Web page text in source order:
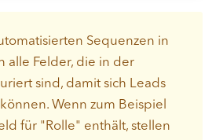
Sequenzen in
alle Felder, die in der
sind, damit sich Leads
Wenn zum Beispiel
für "Rolle" enthält, stellen